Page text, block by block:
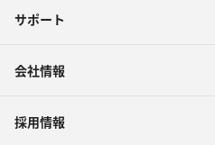
サポート
会社情報
採用情報